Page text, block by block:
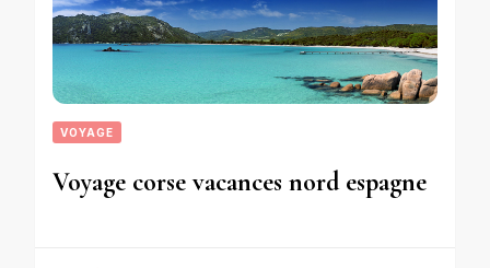
VOYAGE
Voyage corse vacances nord espagne